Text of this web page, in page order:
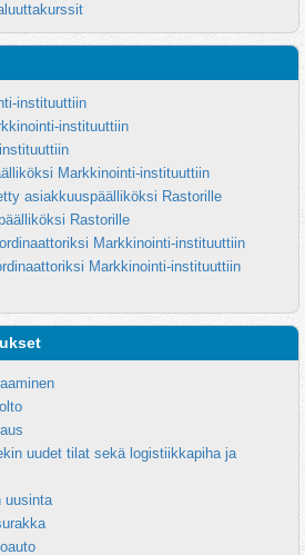
instituuttiin
instituuttiin
Markkinointi-instituuttiin
asiakkuuspäälliköksi Rastorille
Rastorille
Markkinointi-instituuttiin
Markkinointi-instituuttiin
uudet tilat sekä logistiikkapiha ja
uusinta